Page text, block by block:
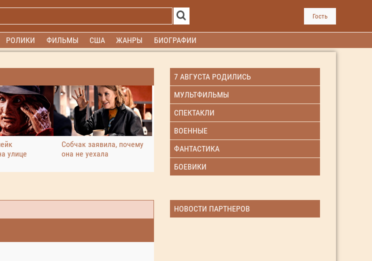
Гость
РОЛИКИ ФИЛЬМЫ США ЖАНРЫ БИОГРАФИИ
улице
Собчак заявила, почему
она не уехала
7 АВГУСТА РОДИЛИСЬ
МУЛЬТФИЛЬМЫ
СПЕКТАКЛИ
ВОЕННЫЕ
ФАНТАСТИКА
БОЕВИКИ
НОВОСТИ ПАРТНЕРОВ